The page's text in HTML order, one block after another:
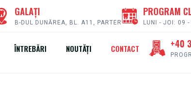
GALAȚI
B-DUL DUNĂREA, BL. A11, PARTER
PROGRAM
LUNI - JOI: 09
ÎNTREBĂRI NOUTĂȚI CONTACT +40